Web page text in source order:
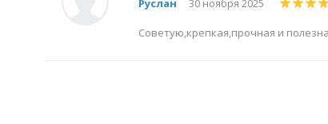
Руслан 30 ноября 2025
Советую,крепкая,прочная и